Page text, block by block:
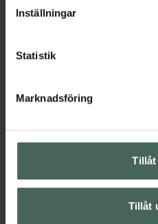
Inställningar
Statistik
Marknadsföring
Tillåt
Tillåt
Deodoranter för män
Hudvård för män
Omdömen
Innehåll